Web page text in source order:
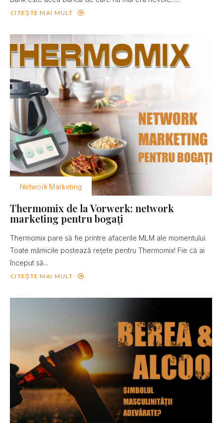
CITEȘTE MAI MULT
Network Marketing
Thermomix de la Vorwerk: network
marketing pentru bogaţi
Thermomix pare să fie printre afacerile MLM ale momentului.
Toate mămicile postează reţete pentru Thermomix! Fie că ai
început să...
CITEȘTE MAI MULT